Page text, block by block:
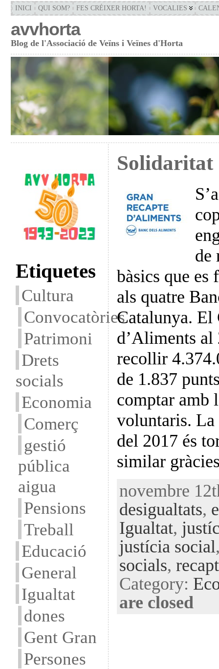
INICI QUI SOM? FES CRÉIXER HORTA! VOCALIES
avvhorta
Blog de l'Associació de Veïns i Veïnes d'Horta
Etiquetes
Cultura
Convocatòries
Patrimoni
Drets
socials
Economia
Comerç
gestió
pública
aigua
Pensions
Treball
Educació
General
Igualtat
dones
Gent Gran
Persones
Solidaritat
de
bàsics que es
als quatre
Catalunya. El
d’Aliments al
recollir
de 1.837
comptar amb
voluntaris. La
del 2017 és
similar
novembre
desigualtats,
Igualtat,
justícia social
socials,
Category:
are closed